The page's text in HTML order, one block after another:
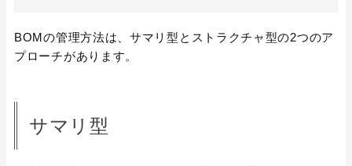
BOMの管理方法は、サマリ型とストラクチャ型の2つのア
プローチがあります。
サマリ型